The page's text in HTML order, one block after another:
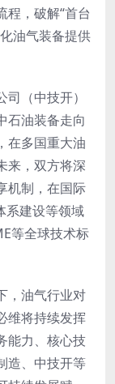
程，破解“首台
油气装备提供
（中技开）
石油装备走向
在多国重大油
来，双方将深
机制，在国际
系建设等领域
等全球技术标
，油气行业对
维将持续发挥
能力、核心技
造、中技开等